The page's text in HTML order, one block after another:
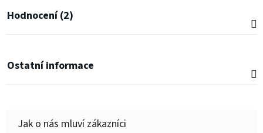
Hodnocení (2)
Ostatní informace